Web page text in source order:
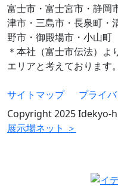
富士市・富士宮市・静岡
津市・三島市・長泉町・
野市・御殿場市・小山町
＊本社（富士市伝法）
エリアと考えております。
サイトマップ
プライ
Copyright 2025 Idekyo-
展示場ネット ＞